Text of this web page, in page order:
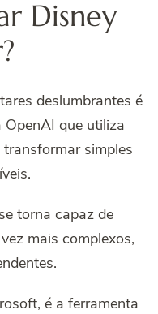
Disney
deslumbrantes é
que utiliza
transformar simples
torna capaz de
mais complexos,
é a ferramenta